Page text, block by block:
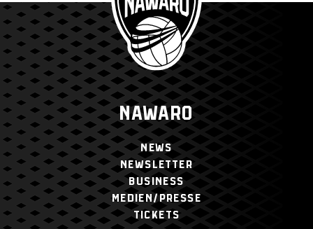
NAWARO
NEWS
NEWSLETTER
BUSINESS
MEDIEN/PRESSE
TICKETS